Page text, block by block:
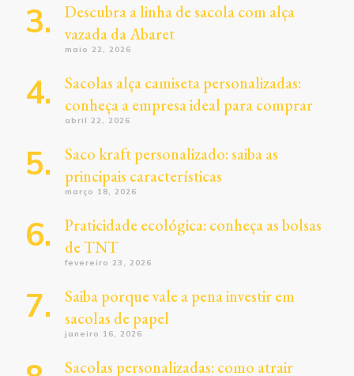
Descubra a linha de sacola com alça
vazada da Abaret
maio 22, 2026
Sacolas alça camiseta personalizadas:
conheça a empresa ideal para comprar
abril 22, 2026
Saco kraft personalizado: saiba as
principais características
março 18, 2026
Praticidade ecológica: conheça as bolsas
de TNT
fevereiro 23, 2026
Saiba porque vale a pena investir em
sacolas de papel
janeiro 16, 2026
Sacolas personalizadas: como atrair